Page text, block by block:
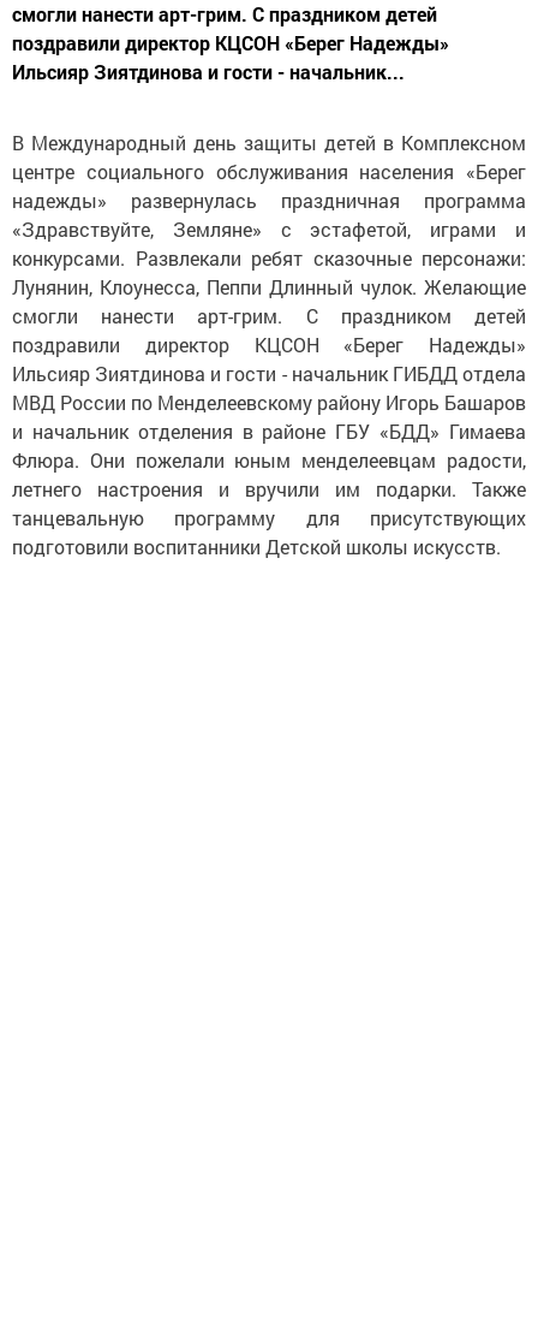
смогли нанести арт-грим. С праздником детей
поздравили директор КЦСОН «Берег Надежды»
Ильсияр Зиятдинова и гости - начальник...
В Международный день защиты детей в Комплексном
центре социального обслуживания населения «Берег
надежды» развернулась праздничная программа
«Здравствуйте, Земляне» с эстафетой, играми и
конкурсами. Развлекали ребят сказочные персонажи:
Лунянин, Клоунесса, Пеппи Длинный чулок. Желающие
смогли нанести арт-грим. С праздником детей
поздравили директор КЦСОН «Берег Надежды»
Ильсияр Зиятдинова и гости - начальник ГИБДД отдела
МВД России по Менделеевскому району Игорь Башаров
и начальник отделения в районе ГБУ «БДД» Гимаева
Флюра. Они пожелали юным менделеевцам радости,
летнего настроения и вручили им подарки. Также
танцевальную программу для присутствующих
подготовили воспитанники Детской школы искусств.